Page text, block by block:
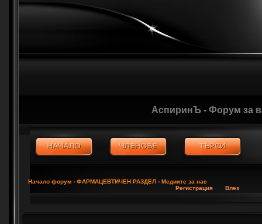
АспиринЪ - Форум за
Начало форум ‹ ФАРМАЦЕВТИЧЕН РАЗДЕЛ ‹ Медиите за нас
Регистрация
Влез